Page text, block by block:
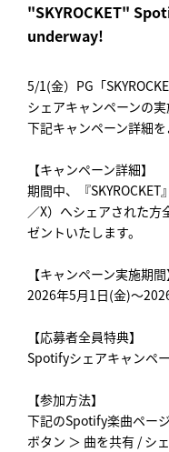
"SKYROCKET"
underway!
5/1(金）PG「
シェアキャンペーンの
下記キャンペーン詳細
【キャンペーン詳細】
期間中、『
／X）へシェアされた
ゼントいたします。
【キャンペーン実施期間
2026年5月1日(金)～
【応募者全員特典】
Spotifyシェアキャンペ
【参加方法】
下記のSpotify楽曲ペー
ボタン ＞ 曲を共有 / シ